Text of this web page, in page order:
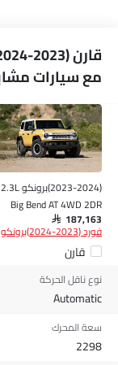
مع سيارات
(2023-2024)برونكو 2.3L
Big Bend AT 4WD 2DR
SAR 187,163
فورد (2023-2024)برونكو
قارن
نوع ناقل الحركة
Automatic
سعة المحرك
2298